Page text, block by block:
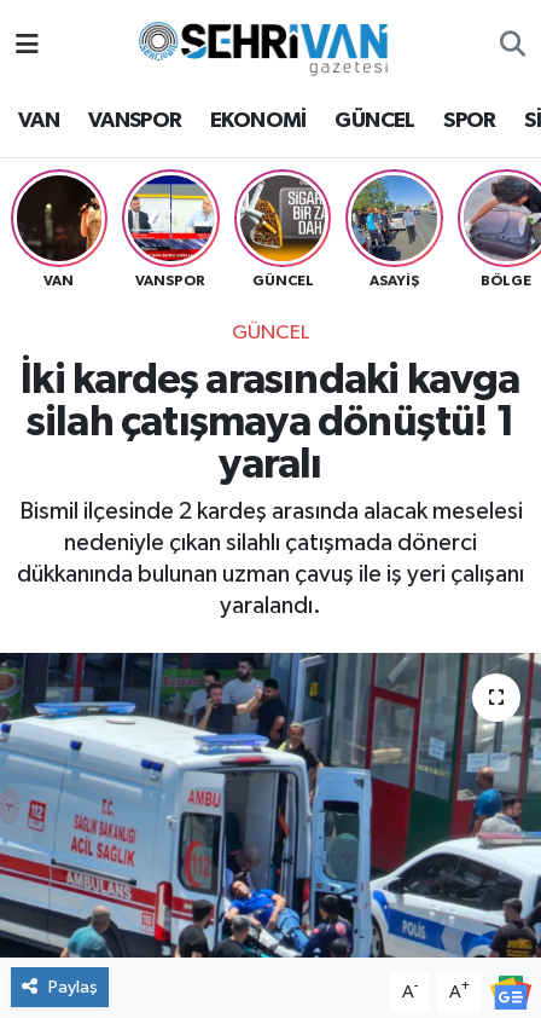
VAN VANSPOR EKONOMİ GÜNCEL SPOR
VAN VANSPOR GÜNCEL ASAYİŞ BÖLGE
GÜNCEL
İki kardeş arasındaki kavga
silah çatışmaya dönüştü! 1
yaralı
Bismil ilçesinde 2 kardeş arasında alacak meselesi
nedeniyle çıkan silahlı çatışmada dönerci
dükkanında bulunan uzman çavuş ile iş yeri çalışanı
yaralandı.
Paylaş A- A+
Van Hava Durumu
VAN Namaz Vakitleri
Van Trafik Yoğunluk Haritası
Süper Lig Puan Durumu ve Fikstür
Tüm Manşetler
Son Dakika Haberleri
Haber Arşivi